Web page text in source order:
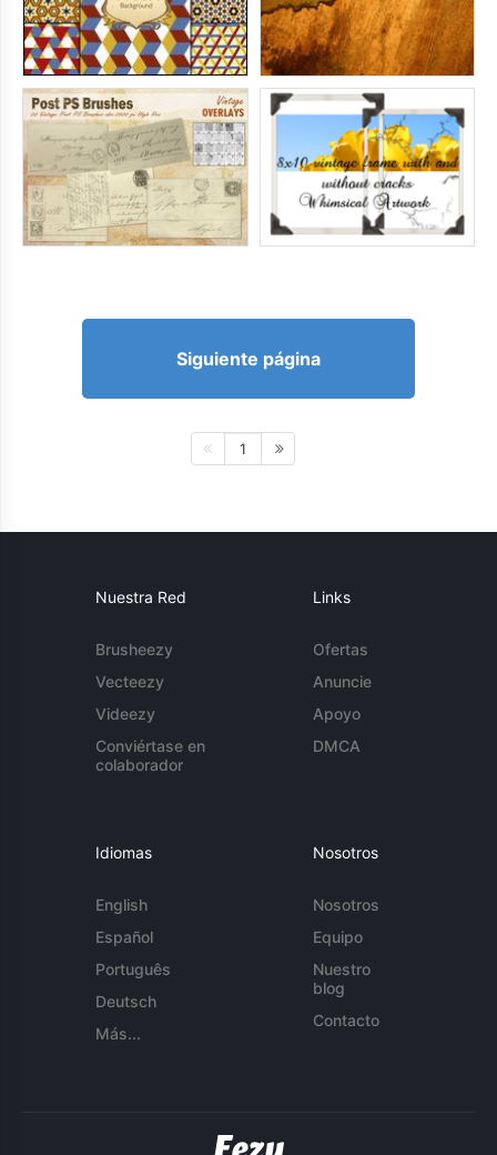
Siguiente página
1
Nuestra Red
Brusheezy
Vecteezy
Videezy
Conviértase en
colaborador
Links
Ofertas
Anuncie
Apoyo
DMCA
Idiomas
English
Español
Português
Deutsch
Más...
Nosotros
Nosotros
Equipo
Nuestro
blog
Contacto